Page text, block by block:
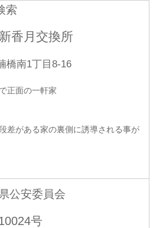
索
香月交換所
橋南1丁目8-16
正面の一軒家
差がある家の裏側に誘導される事が
安委員会
号